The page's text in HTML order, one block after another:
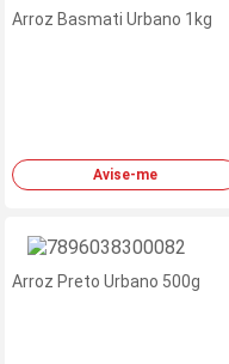
Arroz Basmati Urbano 1kg
Avise-me
Arroz Preto Urbano 500g